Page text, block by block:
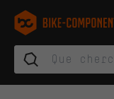
Aller à la navigation
Aller à la navigation
Aller au contenu
Aller aux marques et à
Aller au pied de page
bike-